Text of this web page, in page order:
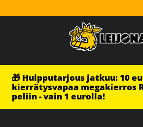
🎁 Huipputarjous jatkuu: 10
kierrätysvapaa megakierros
peliin - vain 1 eurolla!